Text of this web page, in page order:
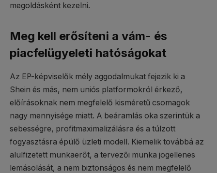
megoldásként kezelni.
Meg kell erősíteni a vám- és
piacfelügyeleti hatóságokat
Az EP-képviselők mély aggodalmukat fejezik ki a
Shein és más, nem uniós platformokról érkező,
előírásoknak nem megfelelő kisméretű csomagok
nagy mennyisége miatt. A beáramlás oka szerintük a
sebességre, profitmaximalizálásra és a túlzott
fogyasztásra épülő üzleti modell. Kiemelik továbbá az
alulfizetett munkaerőt, a tervezői munka jogellenes
lemásolását, a nem biztonságos és nem megfelelő